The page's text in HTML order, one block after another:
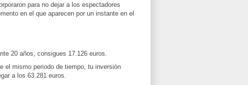
para no dejar a los espectadores
en el que aparecen por un instante en el
20 años, consigues 17.126 euros.
el mismo periodo de tiempo, tu inversión
a los 63.281 euros.